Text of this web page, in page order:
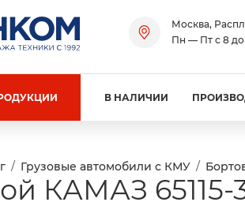
Москва,
Пн — Пт с 8 до
В НАЛИЧИИ
Грузовые автомобили с КМУ
КАМАЗ 65115-